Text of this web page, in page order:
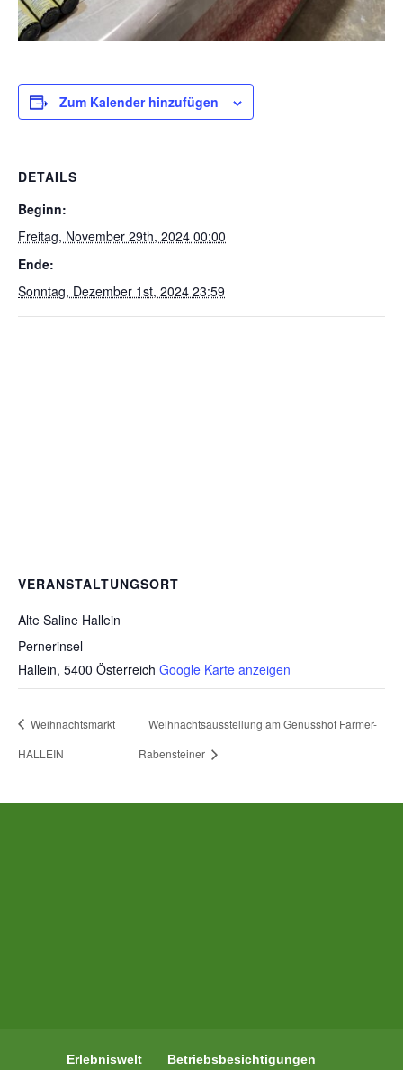
Zum Kalender hinzufügen
DETAILS
Beginn:
Freitag, November 29th, 2024 00:00
Ende:
Sonntag, Dezember 1st, 2024 23:59
VERANSTALTUNGSORT
Alte Saline Hallein
Pernerinsel
Hallein, 5400 Österreich Google Karte anzeigen
Weihnachtsmarkt
HALLEIN
Weihnachtsausstellung am Genusshof Farmer-
Rabensteiner
Erlebniswelt Betriebsbesichtigungen